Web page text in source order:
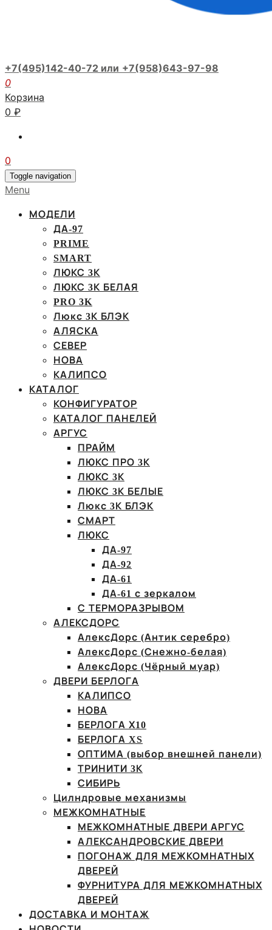
+7(495)142-40-72 или +7(958)643-97-98
0
Корзина
0 ₽
0
Toggle navigation
Menu
МОДЕЛИ
ДА-97
PRIME
SMART
ЛЮКС 3К
ЛЮКС 3К БЕЛАЯ
PRO 3K
Люкс 3К БЛЭК
АЛЯСКА
СЕВЕР
НОВА
КАЛИПСО
КАТАЛОГ
КОНФИГУРАТОР
КАТАЛОГ ПАНЕЛЕЙ
АРГУС
ПРАЙМ
ЛЮКС ПРО 3К
ЛЮКС 3К
ЛЮКС 3К БЕЛЫЕ
Люкс 3К БЛЭК
СМАРТ
ЛЮКС
ДА-97
ДА-92
ДА-61
ДА-61 с зеркалом
С ТЕРМОРАЗРЫВОМ
АЛЕКСДОРС
АлексДорс (Антик серебро)
АлексДорс (Снежно-белая)
АлексДорс (Чёрный муар)
ДВЕРИ БЕРЛОГА
КАЛИПСО
НОВА
БЕРЛОГА Х10
БЕРЛОГА XS
ОПТИМА (выбор внешней панели)
ТРИНИТИ 3К
СИБИРЬ
Цилндровые механизмы
МЕЖКОМНАТНЫЕ
МЕЖКОМНАТНЫЕ ДВЕРИ АРГУС
АЛЕКСАНДРОВСКИЕ ДВЕРИ
ПОГОНАЖ ДЛЯ МЕЖКОМНАТНЫХ
ДВЕРЕЙ
ФУРНИТУРА ДЛЯ МЕЖКОМНАТНЫХ
ДВЕРЕЙ
ДОСТАВКА И МОНТАЖ